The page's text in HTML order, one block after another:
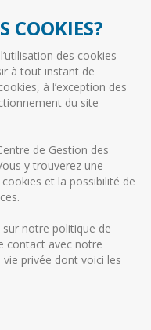
COOKIES?
des cookies
à tout instant de
à l’exception des
du site
de Gestion des
y trouverez une
et la possibilité de
notre politique de
contact avec notre
privée dont voici les